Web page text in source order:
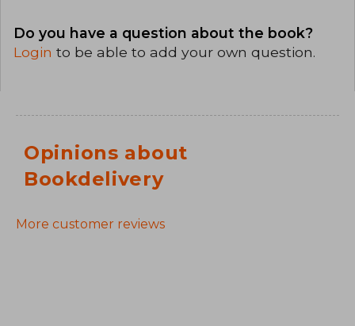
Do you have a question about the book?
Login to be able to add your own question.
Opinions about
Bookdelivery
More customer reviews